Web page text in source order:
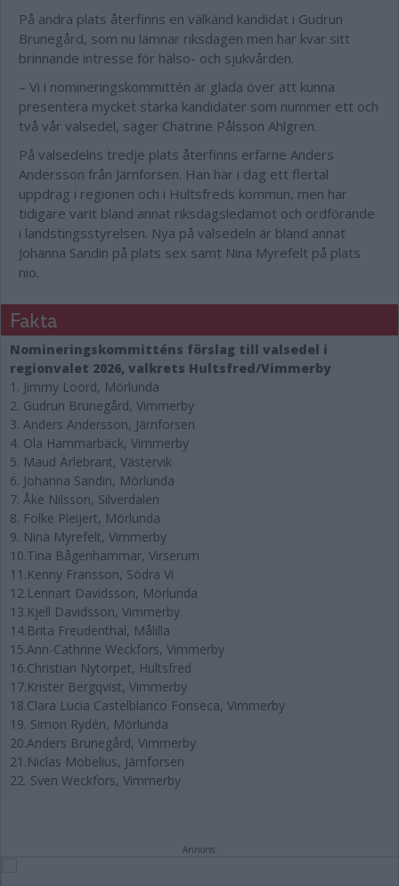
På andra plats återfinns en välkänd kandidat i Gudrun
Brunegård, som nu lämnar riksdagen men har kvar sitt
brinnande intresse för hälso- och sjukvården.
– Vi i nomineringskommittén är glada över att kunna
presentera mycket starka kandidater som nummer ett och
två vår valsedel, säger Chatrine Pålsson Ahlgren.
På valsedelns tredje plats återfinns erfarne Anders
Andersson från Järnforsen. Han har i dag ett flertal
uppdrag i regionen och i Hultsfreds kommun, men har
tidigare varit bland annat riksdagsledamot och ordförande
i landstingsstyrelsen. Nya på valsedeln är bland annat
Johanna Sandin på plats sex samt Nina Myrefelt på plats
nio.
Fakta
Nomineringskommitténs förslag till valsedel i
regionvalet 2026, valkrets Hultsfred/Vimmerby
1. Jimmy Loord, Mörlunda
2. Gudrun Brunegård, Vimmerby
3. Anders Andersson, Järnforsen
4. Ola Hammarbäck, Vimmerby
5. Maud Ärlebrant, Västervik
6. Johanna Sandin, Mörlunda
7. Åke Nilsson, Silverdalen
8. Folke Pleijert, Mörlunda
9. Nina Myrefelt, Vimmerby
10.Tina Bågenhammar, Virserum
11.Kenny Fransson, Södra Vi
12.Lennart Davidsson, Mörlunda
13.Kjell Davidsson, Vimmerby
14.Brita Freudenthal, Målilla
15.Ann-Cathrine Weckfors, Vimmerby
16.Christian Nytorpet, Hultsfred
17.Krister Bergqvist, Vimmerby
18.Clara Lucia Castelblanco Fonseca, Vimmerby
19. Simon Rydén, Mörlunda
20.Anders Brunegård, Vimmerby
21.Niclas Mobelius, Järnforsen
22. Sven Weckfors, Vimmerby
Annons: